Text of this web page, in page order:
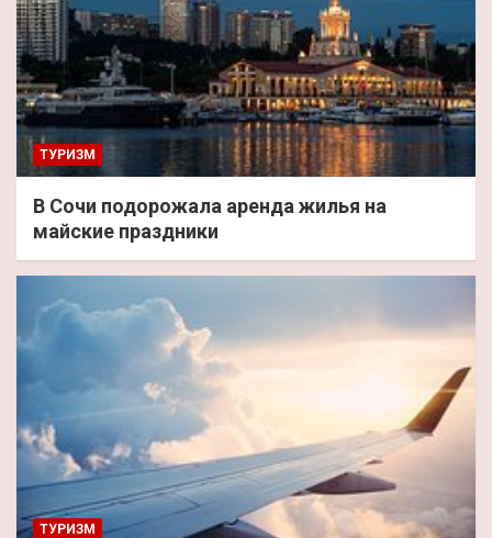
ТУРИЗМ
В Сочи подорожала аренда жилья на
майские праздники
ТУРИЗМ